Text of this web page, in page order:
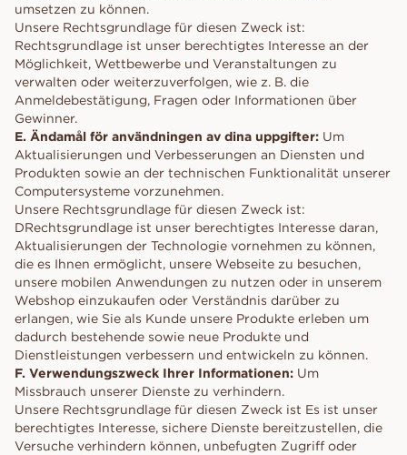
umsetzen zu können.
Unsere Rechtsgrundlage für diesen Zweck ist:
Rechtsgrundlage ist unser berechtigtes Interesse an der
Möglichkeit, Wettbewerbe und Veranstaltungen zu
verwalten oder weiterzuverfolgen, wie z. B. die
Anmeldebestätigung, Fragen oder Informationen über
Gewinner.
E. Ändamål för användningen av dina uppgifter: Um
Aktualisierungen und Verbesserungen an Diensten und
Produkten sowie an der technischen Funktionalität unserer
Computersysteme vorzunehmen.
Unsere Rechtsgrundlage für diesen Zweck ist:
DRechtsgrundlage ist unser berechtigtes Interesse daran,
Aktualisierungen der Technologie vornehmen zu können,
die es Ihnen ermöglicht, unsere Webseite zu besuchen,
unsere mobilen Anwendungen zu nutzen oder in unserem
Webshop einzukaufen oder Verständnis darüber zu
erlangen, wie Sie als Kunde unsere Produkte erleben um
dadurch bestehende sowie neue Produkte und
Dienstleistungen verbessern und entwickeln zu können.
F. Verwendungszweck Ihrer Informationen: Um
Missbrauch unserer Dienste zu verhindern.
Unsere Rechtsgrundlage für diesen Zweck ist Es ist unser
berechtigtes Interesse, sichere Dienste bereitzustellen, die
Versuche verhindern können, unbefugten Zugriff oder